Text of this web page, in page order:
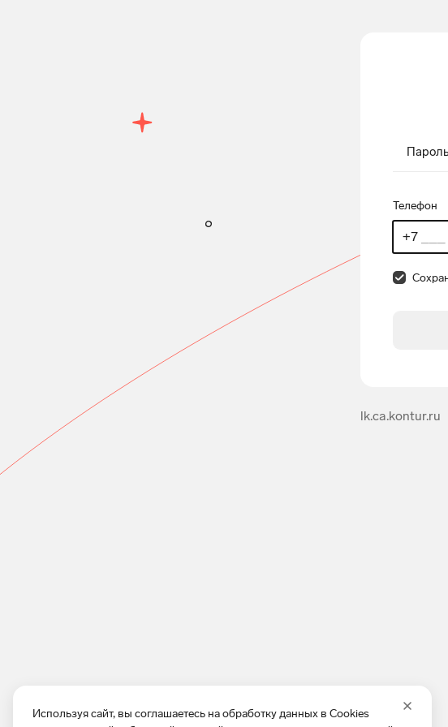
Используя сайт, вы соглашаетесь на обработку данных в Cookies
Телефон
lk.ca.kontur.ru